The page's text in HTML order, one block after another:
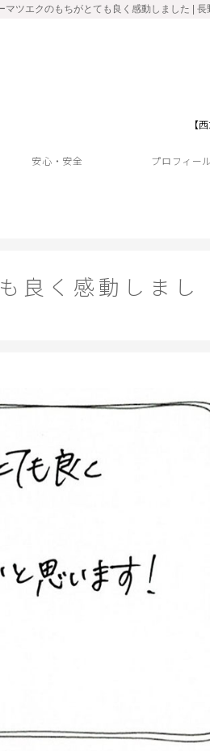
マツエクのもちがとても良く感動しました |
【
安心・安全 プロフィール
良く感動しまし